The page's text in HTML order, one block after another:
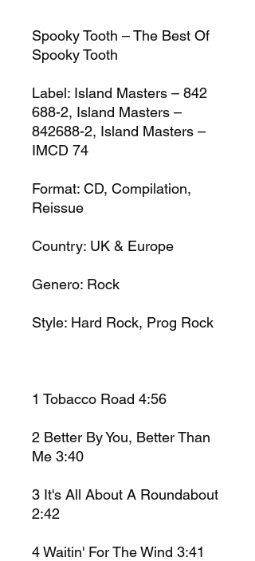
Spooky Tooth – The Best Of
Spooky Tooth
Label: Island Masters – 842
688-2, Island Masters –
842688-2, Island Masters –
IMCD 74
Format: CD, Compilation,
Reissue
Country: UK & Europe
Genero: Rock
Style: Hard Rock, Prog Rock
1 Tobacco Road 4:56
2 Better By You, Better Than
Me 3:40
3 It's All About A Roundabout
2:42
4Waitin' For The Wind 3:41